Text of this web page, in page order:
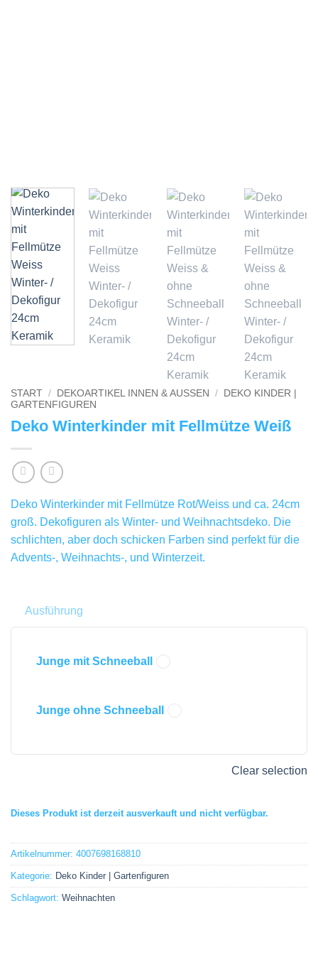
START / DEKOARTIKEL INNEN & AUSSEN /
DEKO KINDER |
GARTENFIGUREN
Deko Winterkinder mit Fellmütze Weiß
Deko Winterkinder mit Fellmütze Rot/Weiss und ca. 24cm
groß. Dekofiguren als Winter- und Weihnachtsdeko. Die
schlichten, aber doch schicken Farben sind perfekt für die
Advents-, Weihnachts-, und Winterzeit.
Ausführung
Junge mit Schneeball
Junge ohne Schneeball
Clear selection
Dieses Produkt ist derzeit ausverkauft und nicht verfügbar.
Artikelnummer: 4007698168810
Kategorie: Deko Kinder | Gartenfiguren
Schlagwort: Weihnachten